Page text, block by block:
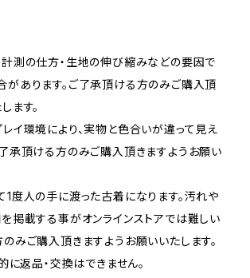
測の仕方・生地の伸び縮みなどの要因で
あります。ご了承頂ける方のみご購入頂
ます。
イ環境により、実物と色合いが違って見え
承頂ける方のみご購入頂きますようお願い
度人の手に渡った古着になります。汚れや
掲載する事がオンラインストアでは難しい
みご購入頂きますようお願いいたします。
返品・交換はできません。